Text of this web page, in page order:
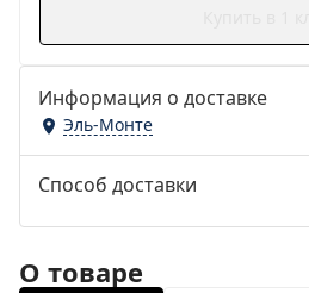
Информация о доставке
Эль-Монте
Способ доставки
О товаре